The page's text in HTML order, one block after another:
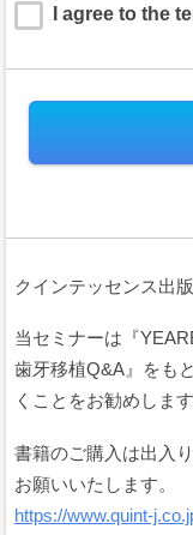
Service of “Payvent” and
(hereinafter referred to as
Terms of Service for
These Terms define the
Article 1
When members and
dues or support funds of
members and us on all
These Terms are
provisions of Privacy
and form part of these
policy.
The rules on the use
https://payvent.net/)
I agree to the
クインテッセンス出
当セミナーは『
歯牙移植Q&A』をも
くことをお勧めします
書籍のご購入は出入
お願いいたします。
https://www.quint-